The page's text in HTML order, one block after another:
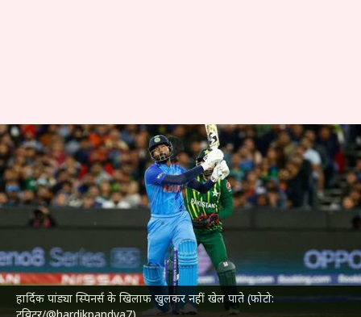
हार्दिक पांड्या स्पिनर्स के खिलाफ खुलकर नहीं खेल पाते (फोटो:
हार्दिक पांड्या को स्पिनर्स ने किया है
टी-20 अंतरराष्ट्रीय क्रिकेट में अधिक
परेशान, जानें आंकड़े
लेखन नीरज पाण्डेय Jan 04, 2023 08:44 pm
क्या है खबर?
भारत और श्रीलंका के बीच खेले गए पहले टी-20 मैच में